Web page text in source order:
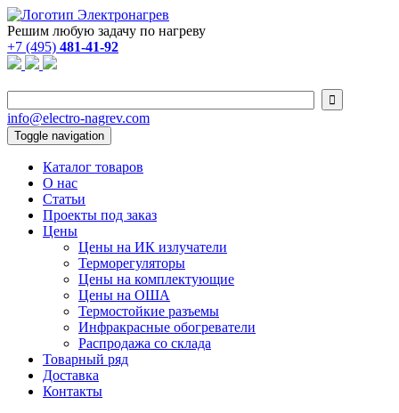
Решим любую задачу по нагреву
+7 (495) 481-41-92

info@electro-nagrev.com
Toggle navigation
Каталог товаров
О нас
Статьи
Проекты под заказ
Цены
Цены на ИК излучатели
Терморегуляторы
Цены на комплектующие
Цены на ОША
Термостойкие разъемы
Инфракрасные обогреватели
Распродажа со склада
Товарный ряд
Доставка
Контакты